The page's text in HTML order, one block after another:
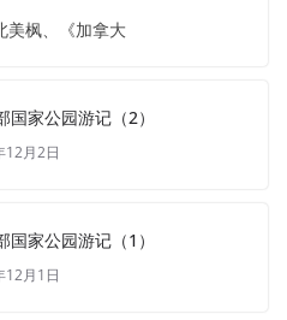
美枫、《加拿大
国家公园游记（2）
12月2日
国家公园游记（1）
12月1日